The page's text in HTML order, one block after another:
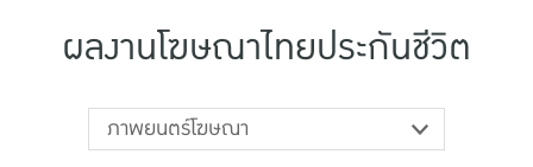
ติดต่อไทยประกันชีวิต
แบบประกันทั้งหมด
ผลงานโฆษณาไทยประกันชีวิต
ภาพยนตร์โฆษณา